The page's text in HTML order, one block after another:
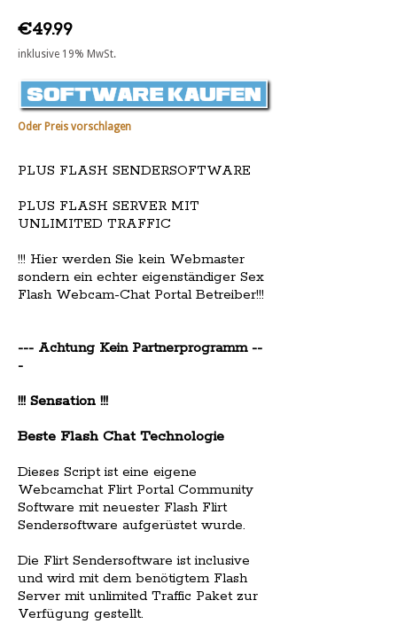
€49.99
inklusive 19% MwSt.
Oder Preis vorschlagen
PLUS FLASH SENDERSOFTWARE
PLUS FLASH SERVER MIT
UNLIMITED TRAFFIC
!!! Hier werden Sie kein Webmaster
sondern ein echter eigenständiger Sex
Flash Webcam-Chat Portal Betreiber!!!
--- Achtung Kein Partnerprogramm --
-
!!! Sensation !!!
Beste Flash Chat Technologie
Dieses Script ist eine eigene
Webcamchat Flirt Portal Community
Software mit neuester Flash Flirt
Sendersoftware aufgerüstet wurde.
Die Flirt Sendersoftware ist inclusive
und wird mit dem benötigtem Flash
Server mit unlimited Traffic Paket zur
Verfügung gestellt.